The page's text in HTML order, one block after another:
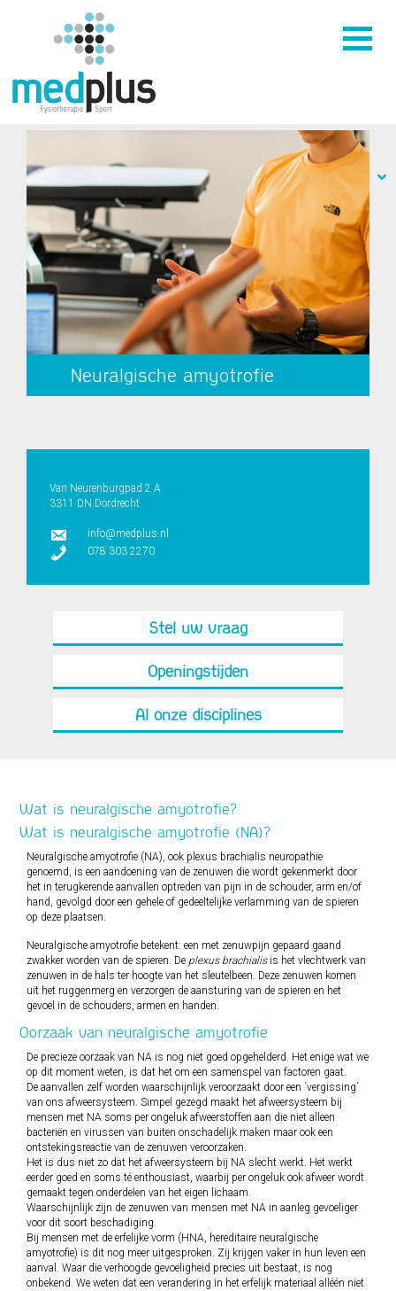
Neuralgische amyotrofie
Van Neurenburgpad 2 A
3311 DN Dordrecht
info@medplus.nl
078 303 2270
Stel uw vraag
Openingstijden
Al onze disciplines
Wat is neuralgische amyotrofie?
Wat is neuralgische amyotrofie (NA)?
Neuralgische amyotrofie (NA), ook plexus brachialis neuropathie
genoemd, is een aandoening van de zenuwen die wordt gekenmerkt door
het in terugkerende aanvallen optreden van pijn in de schouder, arm en/of
hand, gevolgd door een gehele of gedeeltelijke verlamming van de spieren
op deze plaatsen.
Neuralgische amyotrofie betekent: een met zenuwpijn gepaard gaand
zwakker worden van de spieren. De plexus brachialisis het vlechtwerk van
zenuwen in de hals ter hoogte van het sleutelbeen. Deze zenuwen komen
uit het ruggenmerg en verzorgen de aansturing van de spieren en het
gevoel in de schouders, armen en handen.
Oorzaak van neuralgische amyotrofie
De precieze oorzaak van NA is nog niet goed opgehelderd. Het enige wat we
op dit moment weten, is dat het om een samenspel van factoren gaat.
De aanvallen zelf worden waarschijnlijk veroorzaakt door een ´vergissing´
van ons afweersysteem. Simpel gezegd maakt het afweersysteem bij
mensen met NA soms per ongeluk afweerstoffen aan die niet alleen
bacteriën en virussen van buiten onschadelijk maken maar ook een
ontstekingsreactie van de zenuwen veroorzaken.
Het is dus niet zo dat het afweersysteem bij NA slecht werkt. Het werkt
eerder goed en soms té enthousiast, waarbij per ongeluk ook afweer wordt
gemaakt tegen onderdelen van het eigen lichaam.
Waarschijnlijk zijn de zenuwen van mensen met NA in aanleg gevoeliger
voor dit soort beschadiging.
Bij mensen met de erfelijke vorm (HNA, hereditaire neuralgische
amyotrofie) is dit nog meer uitgesproken. Zij krijgen vaker in hun leven een
aanval. Waar die verhoogde gevoeligheid precies uit bestaat, is nog
onbekend. We weten dat een verandering in het erfelijk materiaal alléén niet